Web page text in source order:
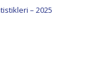
– 2025